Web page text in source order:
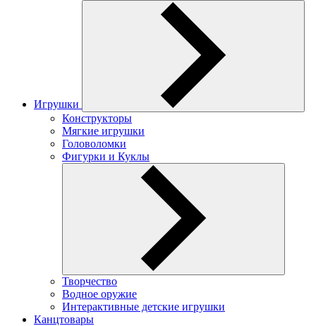
Игрушки
Конструкторы
Мягкие игрушки
Головоломки
Фигурки и Куклы
Творчество
Водное оружие
Интерактивные детские игрушки
Канцтовары